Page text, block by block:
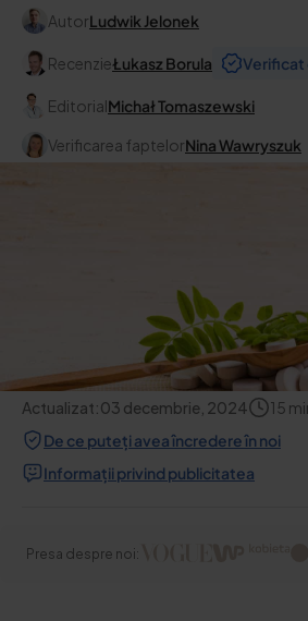
AutorLudwik Jelonek
RecenzieŁukasz Borula Verificat
EditorialMichał Tomaszewski
Verificarea faptelorNina Wawryszuk
Actualizat:03 decembrie, 2024 15
De ce puteți avea încredere în noi
Informații privind publicitatea
Presa despre noi: